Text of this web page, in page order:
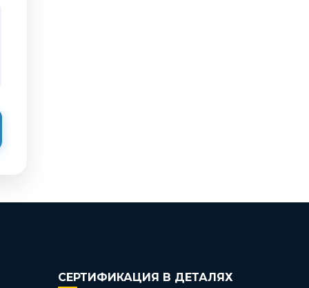
СЕРТИФИКАЦИЯ В ДЕТАЛЯХ